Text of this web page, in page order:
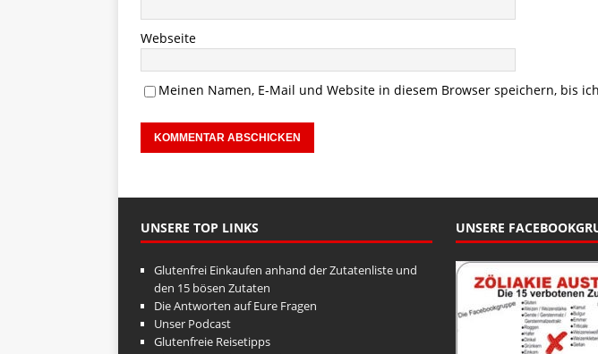
Webseite
Meinen Namen, E-Mail und Website in diesem Browser speichern, bis
UNSERE TOP LINKS
Glutenfrei Einkaufen anhand der Zutatenliste und
den 15 bösen Zutaten
Die Antworten auf Eure Fragen
Unser Podcast
Glutenfreie Reisetipps
UNSERE